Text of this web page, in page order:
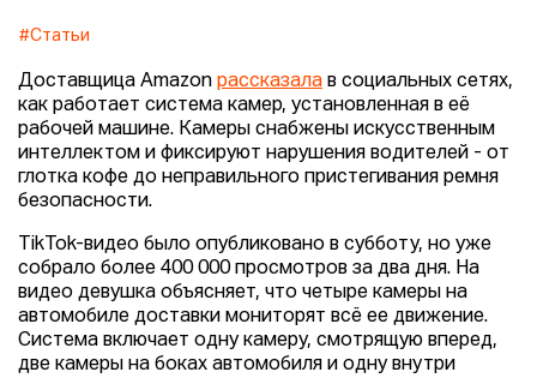
#Статьи
Доставщица Amazon рассказала в социальных сетях,
как работает система камер, установленная в её
рабочей машине. Камеры снабжены искусственным
интеллектом и фиксируют нарушения водителей - от
глотка кофе до неправильного пристегивания ремня
безопасности.
TikTok-видео было опубликовано в субботу, но уже
собрало более 400 000 просмотров за два дня. На
видео девушка объясняет, что четыре камеры на
автомобиле доставки мониторят всё ее движение.
Система включает одну камеру, смотрящую вперед,
две камеры на боках автомобиля и одну внутри